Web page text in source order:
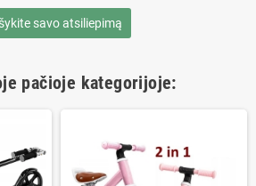
savo atsiliepimą
pačioje kategorijoje: